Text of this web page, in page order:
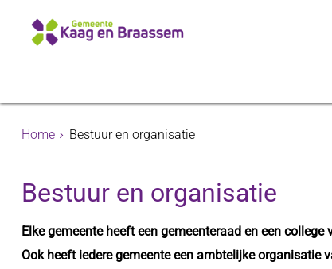
Home Bestuur en organisatie
Bestuur en organisatie
Elke gemeente heeft een gemeenteraad en een
Ook heeft iedere gemeente een ambtelijke organisatie